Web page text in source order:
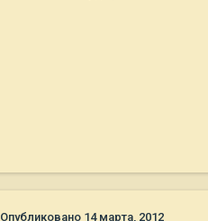
Опубликовано 14 марта, 2012